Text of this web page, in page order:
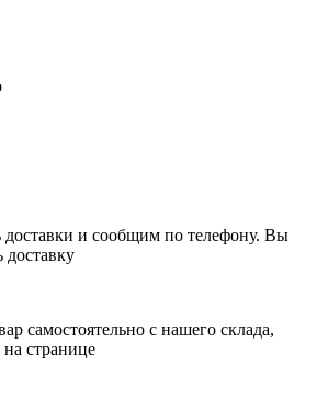
доставки и сообщим по телефону. Вы
доставку
самостоятельно с нашего склада,
странице